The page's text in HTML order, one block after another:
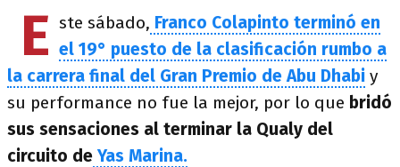
E ste sábado, Franco Colapinto terminó en
el 19° puesto de la clasificación rumbo a
la carrera final del Gran Premio de Abu Dhabi y
su performance no fue la mejor, por lo que bridó
sus sensaciones al terminar la Qualy del
circuito de Yas Marina.